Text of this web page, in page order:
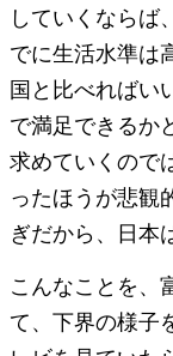
していくならば
でに生活水準は
国と比べればい
で満足できるか
求めていくので
ったほうが悲観
ぎだから、日本
こんなことを、
て、下界の様子